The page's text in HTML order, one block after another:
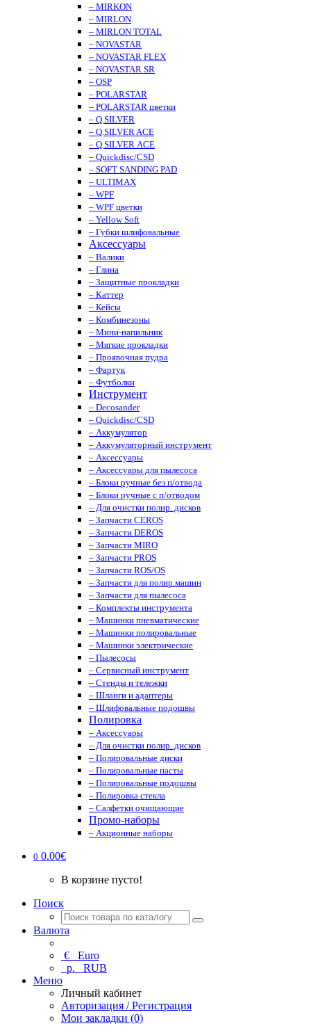
– MIRKON
– MIRLON
– MIRLON TOTAL
– NOVASTAR
– NOVASTAR FLEX
– NOVASTAR SR
– OSP
– POLARSTAR
– POLARSTAR цветки
– Q.SILVER
– Q.SILVER ACE
– Q.SILVER ACE
– Quickdisc/CSD
– SOFT SANDING PAD
– ULTIMAX
– WPF
– WPF цветки
– Yellow Soft
– Губки шлифовальные
Аксессуары
– Валики
– Глина
– Защитные прокладки
– Каттер
– Кейсы
– Комбинезоны
– Мини-напильник
– Мягкие прокладки
– Проявочная пудра
– Фартук
– Футболки
Инструмент
– Decosander
– Quickdisc/CSD
– Аккумулятор
– Аккумуляторный инструмент
– Аксессуары
– Аксессуары для пылесоса
– Блоки ручные без п/отвода
– Блоки ручные с п/отводом
– Для очистки полир. дисков
– Запчасти CEROS
– Запчасти DEROS
– Запчасти MIRO
– Запчасти PROS
– Запчасти ROS/OS
– Запчасти для полир.машин
– Запчасти для пылесоса
– Комплекты инструмента
– Машинки пневматические
– Машинки полировальные
– Машинки электрические
– Пылесосы
– Сервисный инструмент
– Стенды и тележки
– Шланги и адаптеры
– Шлифовальные подошвы
Полировка
– Аксессуары
– Для очистки полир. дисков
– Полировальные диски
– Полировальные пасты
– Полировальные подошвы
– Полировка стекла
– Салфетки очищающие
Промо-наборы
– Акционные наборы
0 0.00€
В корзине пусто!
Поиск
Валюта
€ Euro
р. RUB
Меню
Личный кабинет
Авторизация / Регистрация
Мои закладки (0)